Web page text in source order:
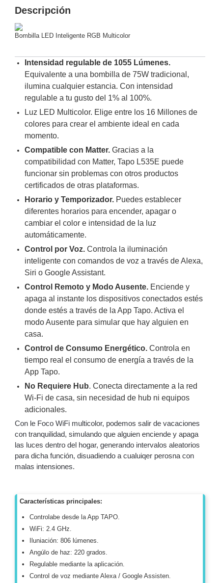
Cámaras
IP y NVRs
Salinos
y
Decodificadores
de
VideoCubo Domo
/ Eyeball /
Turret
MotorizadoNVRs
Network
Video
RecordersOcultas
-
PinholeProfesionales
-
CajaPTZTérmicas
/ 4G /
Inalámbricas
Cámaras
HD
TurboHD
/ AHD /
HD-TVI
Ambientes
Salinos Antiexplosión Bala
Domo
/ Eyeball /
Turret
Motorizado
-
PinholePTZVideograbadoras
Analógicas
- TurboHD
TVI / AHD
/ CVI
Drones,
Robots e
Industriales
Energía
Descripción
Bombilla LED Inteligente RGB Multicolor
Intensidad regulable de 1055 Lúmenes.
Equivalente a una bombilla de 75W tradicional,
ilumina cualquier estancia. Con intensidad
regulable a tu gusto del 1% al 100%.
Luz LED Multicolor. Elige entre los 16 Millones de
colores para crear el ambiente ideal en cada
momento.
Compatible con Matter. Gracias a la
compatibilidad con Matter, Tapo L535E puede
funcionar sin problemas con otros productos
certificados de otras plataformas.
Horario y Temporizador. Puedes establecer
diferentes horarios para encender, apagar o
cambiar el color e intensidad de la luz
automáticamente.
Control por Voz. Controla la iluminación
inteligente con comandos de voz a través de Alexa,
Siri o Google Assistant.
Control Remoto y Modo Ausente. Enciende y
apaga al instante los dispositivos conectados estés
donde estés a través de la App Tapo. Activa el
modo Ausente para simular que hay alguien en
casa.
Control de Consumo Energético. Controla en
tiempo real el consumo de energía a través de la
App Tapo.
No Requiere Hub. Conecta directamente a la red
Wi-Fi de casa, sin necesidad de hub ni equipos
adicionales.
Con le Foco WiFi multicolor, podemos salir de vacaciones
con tranquilidad, simulando que alguien enciende y apaga
las luces dentro del hogar, generando intervalos aleatorios
para dicha función, disuadiendo a cualuiqer perosna con
malas intensiones.
Características principales:
Controlabe desde la App TAPO.
WiFi: 2.4 GHz.
Iluniación: 806 lúmenes.
Angúlo de haz: 220 grados.
Regulable mediante la aplicación.
Control de voz mediante Alexa / Google Assisten.